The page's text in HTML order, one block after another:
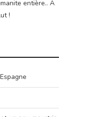
entière.. A
!